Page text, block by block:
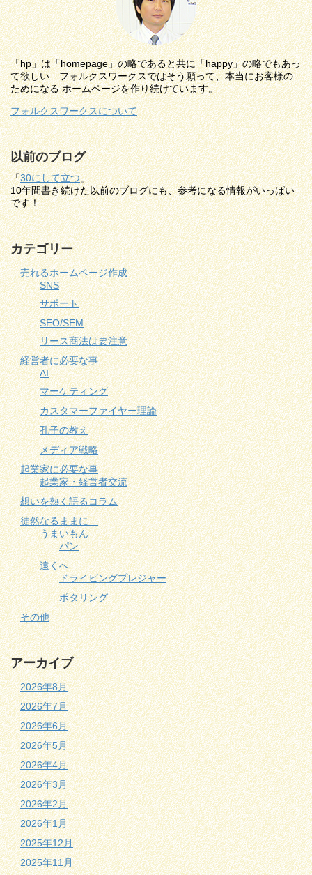
「hp」は「homepage」の略であると共に「happy」の略でもあっ
て欲しい…フォルクスワークスではそう願って、本当にお客様の
ためになる ホームページを作り続けています。
フォルクスワークスについて
以前のブログ
「30にして立つ」
10年間書き続けた以前のブログにも、参考になる情報がいっぱい
です！
カテゴリー
売れるホームページ作成
SNS
サポート
SEO/SEM
リース商法は要注意
経営者に必要な事
AI
マーケティング
カスタマーファイヤー理論
孔子の教え
メディア戦略
起業家に必要な事
起業家・経営者交流
想いを熱く語るコラム
徒然なるままに…
うまいもん
パン
遠くへ
ドライビングプレジャー
ポタリング
その他
アーカイブ
2026年8月
2026年7月
2026年6月
2026年5月
2026年4月
2026年3月
2026年2月
2026年1月
2025年12月
2025年11月